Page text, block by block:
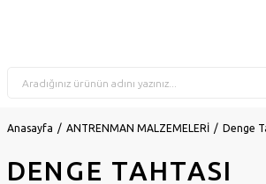
Anasayfa ANTRENMAN MALZEMELERİ Denge
DENGE TAHTASI